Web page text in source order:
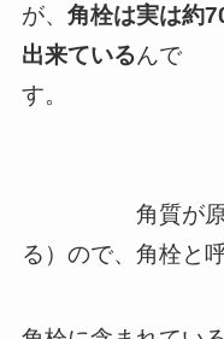
が、 角栓は実は約
出来ているんで
角質が原因で
る）ので、角栓と